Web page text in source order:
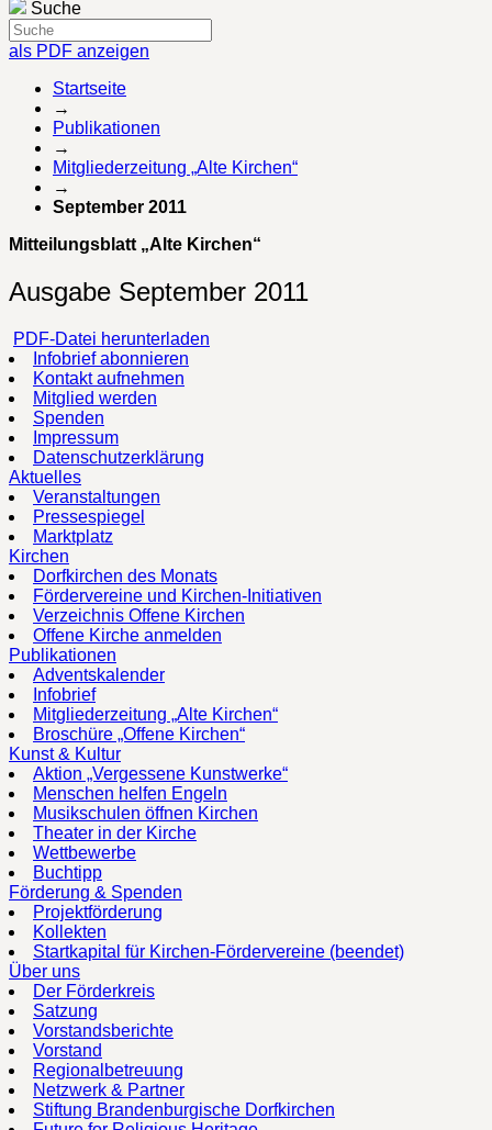
Suche
als PDF anzeigen
Startseite
→
Publikationen
→
Mitgliederzeitung „Alte Kirchen“
→
September 2011
Mitteilungsblatt „Alte Kirchen“
Ausgabe September 2011
PDF-Datei herunterladen
Infobrief abonnieren
Kontakt aufnehmen
Mitglied werden
Spenden
Impressum
Datenschutzerklärung
Aktuelles
Veranstaltungen
Pressespiegel
Marktplatz
Kirchen
Dorfkirchen des Monats
Fördervereine und Kirchen-Initiativen
Verzeichnis Offene Kirchen
Offene Kirche anmelden
Publikationen
Adventskalender
Infobrief
Mitgliederzeitung „Alte Kirchen“
Broschüre „Offene Kirchen“
Kunst & Kultur
Aktion „Vergessene Kunstwerke“
Menschen helfen Engeln
Musikschulen öffnen Kirchen
Theater in der Kirche
Wettbewerbe
Buchtipp
Förderung & Spenden
Projektförderung
Kollekten
Startkapital für Kirchen-Fördervereine (beendet)
Über uns
Der Förderkreis
Satzung
Vorstandsberichte
Vorstand
Regionalbetreuung
Netzwerk & Partner
Stiftung Brandenburgische Dorfkirchen